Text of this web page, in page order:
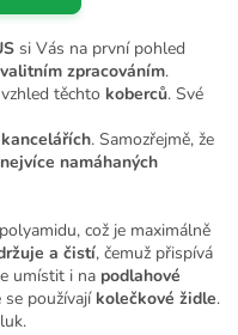
si Vás na první pohled
zpracováním.
těchto koberců. Své
kancelářích. Samozřejmě, že
nejvíce namáhaných
což je maximálně
a čistí, čemuž přispívá
umístit i na podlahové
používají kolečkové židle.